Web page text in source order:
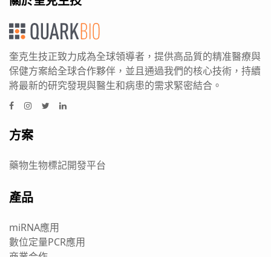
奎克生技正致力成為全球領導者，提供高品質的精准醫療與
保健方案給全球合作夥伴，並且通過我們的核心技術，持續
將最新的研究發現與醫生和病患的需求緊密結合。
方案
藥物生物標記開發平台
產品
miRNA應用
數位定量PCR應用